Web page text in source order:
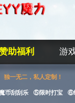
助福利 游
独一无二，私人定制！
币刮刮乐 ⑤限时打宝 ⑥